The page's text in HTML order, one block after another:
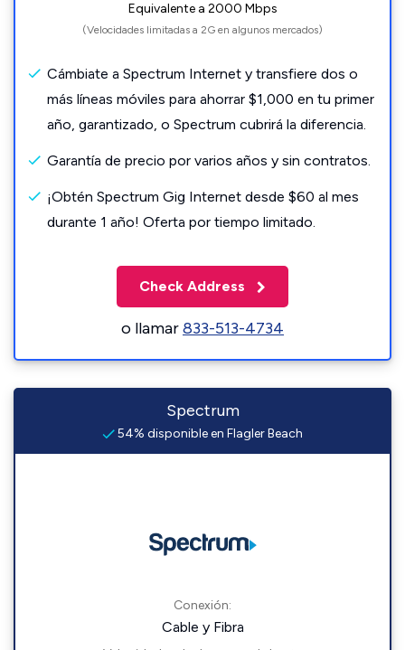
Equivalente a 2000 Mbps
(Velocidades limitadas a 2G en algunos mercados)
Cámbiate a Spectrum Internet y transfiere dos o
más líneas móviles para ahorrar $1,000 en tu primer
año, garantizado, o Spectrum cubrirá la diferencia.
Garantía de precio por varios años y sin contratos.
¡Obtén Spectrum Gig Internet desde $60 al mes
durante 1 año! Oferta por tiempo limitado.
Check Address
o llamar833-513-4734
Spectrum
54% disponible en Flagler Beach
Conexión:
Cable y Fibra